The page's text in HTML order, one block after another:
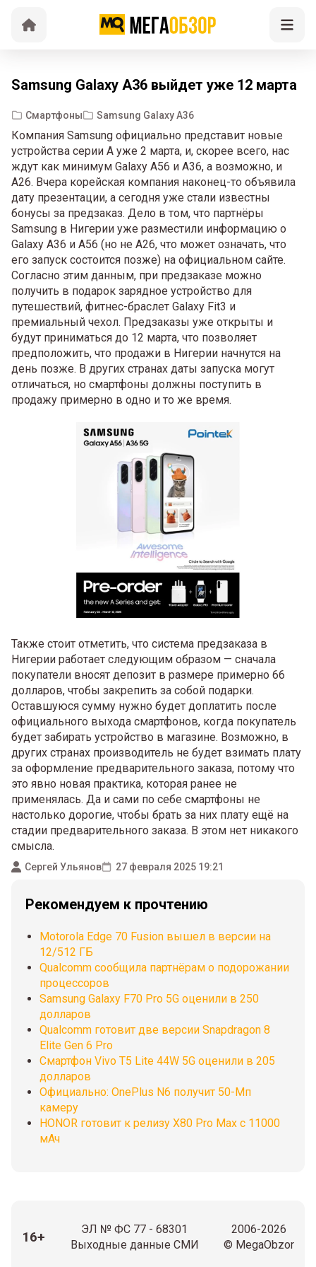
Samsung Galaxy A36 выйдет уже 12 марта
Смартфоны Samsung Galaxy A36
Компания Samsung официально представит новые
устройства серии A уже 2 марта, и, скорее всего, нас
ждут как минимум Galaxy A56 и A36, а возможно, и
A26. Вчера корейская компания наконец-то объявила
дату презентации, а сегодня уже стали известны
бонусы за предзаказ. Дело в том, что партнёры
Samsung в Нигерии уже разместили информацию о
Galaxy A36 и A56 (но не A26, что может означать, что
его запуск состоится позже) на официальном сайте.
Согласно этим данным, при предзаказе можно
получить в подарок зарядное устройство для
путешествий, фитнес-браслет Galaxy Fit3 и
премиальный чехол. Предзаказы уже открыты и
будут приниматься до 12 марта, что позволяет
предположить, что продажи в Нигерии начнутся на
день позже. В других странах даты запуска могут
отличаться, но смартфоны должны поступить в
продажу примерно в одно и то же время.
Также стоит отметить, что система предзаказа в
Нигерии работает следующим образом — сначала
покупатели вносят депозит в размере примерно 66
долларов, чтобы закрепить за собой подарки.
Оставшуюся сумму нужно будет доплатить после
официального выхода смартфонов, когда покупатель
будет забирать устройство в магазине. Возможно, в
других странах производитель не будет взимать плату
за оформление предварительного заказа, потому что
это явно новая практика, которая ранее не
применялась. Да и сами по себе смартфоны не
настолько дорогие, чтобы брать за них плату ещё на
стадии предварительного заказа. В этом нет никакого
смысла.
Сергей Ульянов 27 февраля 2025 19:21
Рекомендуем к прочтению
Motorola Edge 70 Fusion вышел в версии на
12/512 ГБ
Qualcomm сообщила партнёрам о подорожании
процессоров
Samsung Galaxy F70 Pro 5G оценили в 250
долларов
Qualcomm готовит две версии Snapdragon 8
Elite Gen 6 Pro
Смартфон Vivo T5 Lite 44W 5G оценили в 205
долларов
Официально: OnePlus N6 получит 50-Мп
камеру
HONOR готовит к релизу X80 Pro Max с 11000
мАч
16+
ЭЛ № ФС 77 - 68301
Выходные данные СМИ
2006-2026
© MegaObzor